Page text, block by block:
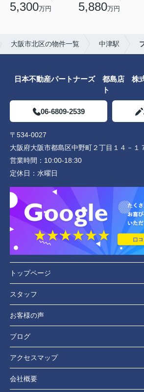
5,300万円 5,880万円
大阪市北区の物件一覧 中津駅
日本不動産パートナーズ 都島店 株
ト
06-6809-2539
〒534-0027
大阪府大阪市都島区中野町２丁目１４－１
営業時間： 10:00-18:30
定休日： 水曜日
トップページ
スタッフ
お客様の声
ブログ
アクセスマップ
会社概要